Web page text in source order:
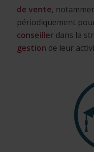
de vente,
périodiquement
conseiller dans la
gestion de leur